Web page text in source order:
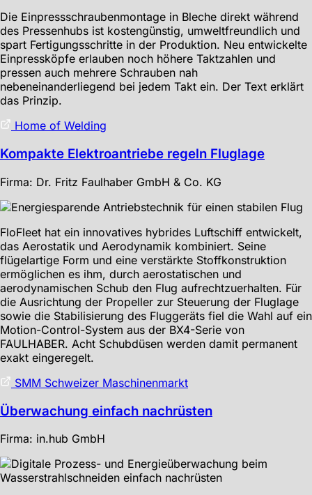
Die Einpressschraubenmontage in Bleche direkt während
des Pressenhubs ist kostengünstig, umweltfreundlich und
spart Fertigungsschritte in der Produktion. Neu entwickelte
Einpressköpfe erlauben noch höhere Taktzahlen und
pressen auch mehrere Schrauben nah
nebeneinanderliegend bei jedem Takt ein. Der Text erklärt
das Prinzip.
Home of Welding
Kompakte Elektroantriebe regeln Fluglage
Firma: Dr. Fritz Faulhaber GmbH & Co. KG
FloFleet hat ein innovatives hybrides Luftschiff entwickelt,
das Aerostatik und Aerodynamik kombiniert. Seine
flügelartige Form und eine verstärkte Stoffkonstruktion
ermöglichen es ihm, durch aerostatischen und
aerodynamischen Schub den Flug aufrechtzuerhalten. Für
die Ausrichtung der Propeller zur Steuerung der Fluglage
sowie die Stabilisierung des Fluggeräts fiel die Wahl auf ein
Motion-Control-System aus der BX4-Serie von
FAULHABER. Acht Schubdüsen werden damit permanent
exakt eingeregelt.
SMM Schweizer Maschinenmarkt
Überwachung einfach nachrüsten
Firma: in.hub GmbH